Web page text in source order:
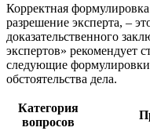
Корректная
разрешение эксперта, –
доказательственного
экспертов» рекомендует
следующие
обстоятельства дела.
Категория
вопросов